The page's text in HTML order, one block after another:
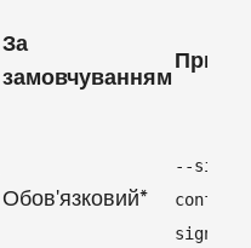
За
замовчуванням
Обов'язковий*
--
config